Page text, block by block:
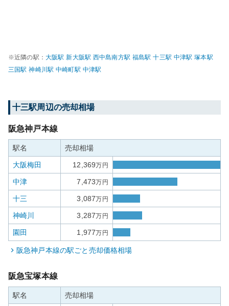
※近隣の駅： 大阪駅 新大阪駅 西中島南方駅 福島駅 十三駅 中津駅 塚本駅
三国駅 神崎川駅 中崎町駅 中津駅
十三駅周辺の売却相場
阪急神戸本線
駅名 売却相場
大阪梅田 12,369万円
中津 7,473万円
十三 3,087万円
神崎川 3,287万円
園田 1,977万円
阪急神戸本線の駅ごと売却価格相場
阪急宝塚本線
駅名 売却相場